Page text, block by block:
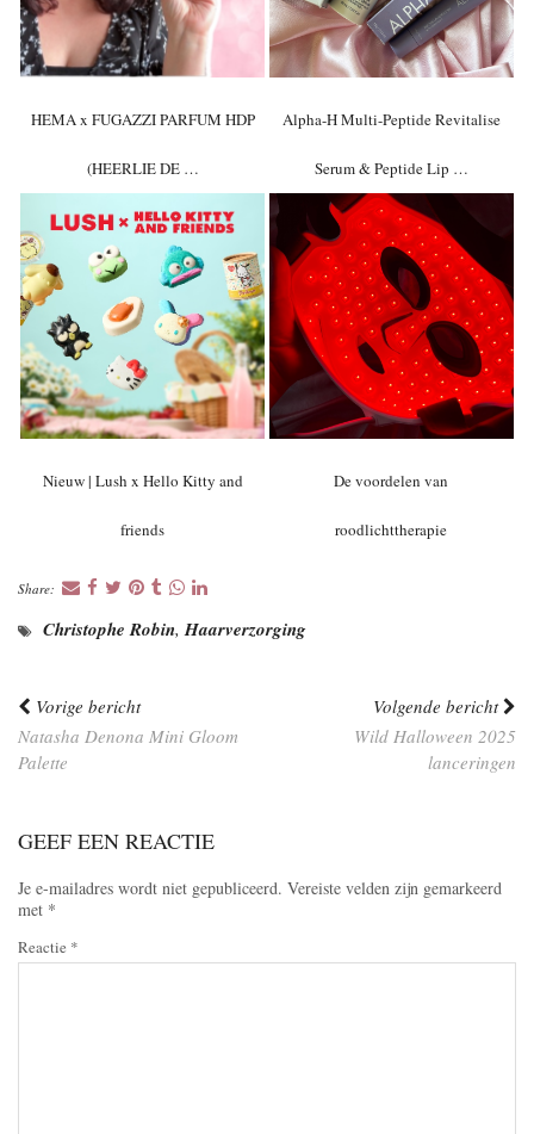
HEMA x FUGAZZI PARFUM HDP
(HEERLIE DE …
Alpha-H Multi-Peptide Revitalise
Serum & Peptide Lip …
Nieuw | Lush x Hello Kitty and
friends
De voordelen van
roodlichttherapie
Share:
Christophe Robin, Haarverzorging
Vorige bericht
Natasha Denona Mini Gloom
Palette
Volgende bericht
Wild Halloween 2025
lanceringen
GEEF EEN REACTIE
Je e-mailadres wordt niet gepubliceerd. Vereiste velden zijn gemarkeerd
met *
Reactie *